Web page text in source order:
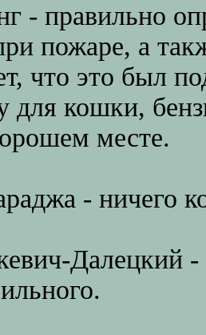
- правильно
пожаре, а
что это был
для кошки,
месте.
- ничего
Далецкий -